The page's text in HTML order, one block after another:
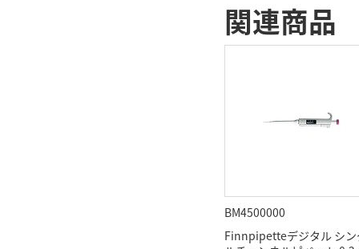
関連商品
BM4500000
Finnpipetteデジタル シン